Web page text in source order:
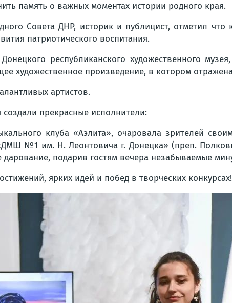
память о важных моментах истории родного края.
Совета ДНР, историк и публицист, отметил
патриотического воспитания.
республиканского художественного
художественное произведение, в котором
артистов.
прекрасные исполнители:
клуба «Аэлита», очаровала зрителей
№1 им. Н. Леонтовича г. Донецка» (преп.
подарив гостям вечера незабываемые
ярких идей и побед в творческих конкурсах!